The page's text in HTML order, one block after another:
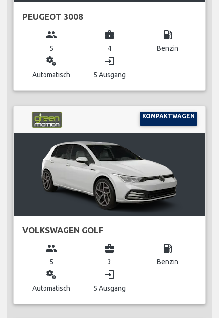
PEUGEOT 3008
group
5
business_center
4
local_gas_station
Benzin
miscellaneous_services
Automatisch
login
5 Ausgang
KOMPAKTWAGEN
VOLKSWAGEN GOLF
group
5
business_center
3
local_gas_station
Benzin
miscellaneous_services
Automatisch
login
5 Ausgang